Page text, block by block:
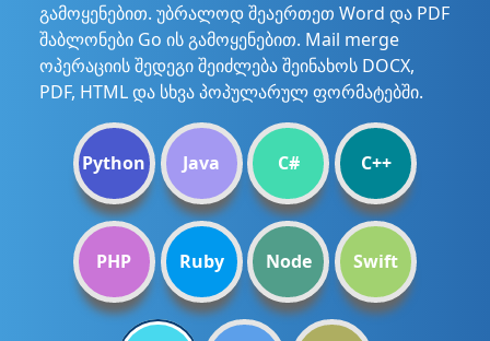
გამოყენებით. უბრალოდ შეაერთეთ Word და PDF
შაბლონები Go ის გამოყენებით. Mail merge
ოპერაციის შედეგი შეიძლება შეინახოს DOCX,
PDF, HTML და სხვა პოპულარულ ფორმატებში.
Python Java C# C++
PHP Ruby Node Swift